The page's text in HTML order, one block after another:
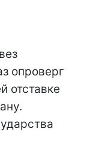
опроверг
отставке